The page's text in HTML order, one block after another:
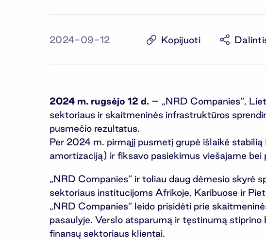
2024-09-12 Kopijuoti
2024 m. rugsėjo 12 d. – „NRD Companies“,
sektoriaus ir skaitmeninės infrastruktūros
pusmečio rezultatus.
Per 2024 m. pirmąjį pusmetį grupė išlaikė
amortizaciją) ir fiksavo pasiekimus viešajame bei
„NRD Companies“ ir toliau daug dėmesio skyrė
sektoriaus institucijoms Afrikoje, Karibuose ir
„NRD Companies“ leido prisidėti prie
pasaulyje. Verslo atsparumą ir tęstinumą
finansų sektoriaus klientai.